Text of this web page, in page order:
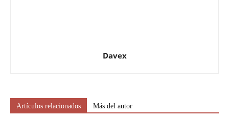
Davex
Artículos relacionados Más del autor